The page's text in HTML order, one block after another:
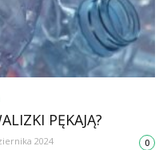
PĘKAJĄ?
2024 0